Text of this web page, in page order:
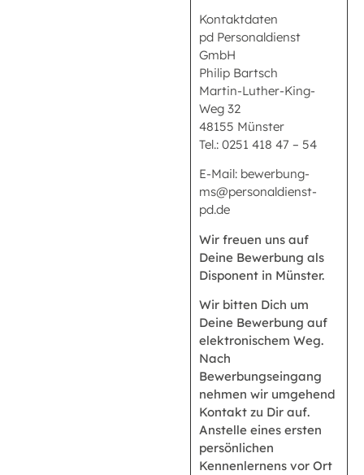
Kontaktdaten
pd Personaldienst
GmbH
Philip Bartsch
Martin-Luther-King-
Weg 32
48155 Münster
Tel.: 0251 418 47 – 54
E-Mail: bewerbung-
ms@personaldienst-
pd.de
Wir freuen uns auf
Deine Bewerbung als
Disponent in Münster.
Wir bitten Dich um
Deine Bewerbung auf
elektronischem Weg.
Nach
Bewerbungseingang
nehmen wir umgehend
Kontakt zu Dir auf.
Anstelle eines ersten
persönlichen
Kennenlernens vor Ort